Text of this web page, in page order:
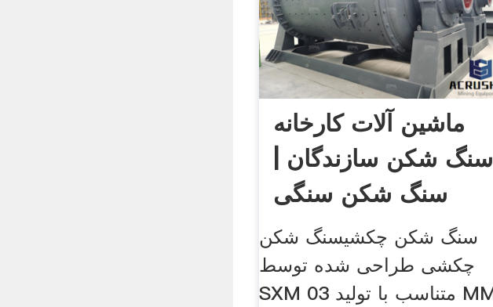
ماشین آلات کارخانه
سنگ شکن سازندگان |
سنگ شکن سنگی
سنگ شکن چکشیسنگ شکن
چکشی طراحی شده توسط
SXM متناسب با تولید 03 MM